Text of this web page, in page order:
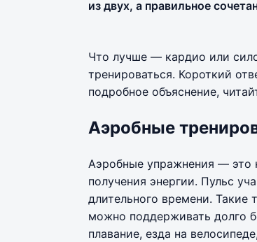
из двух, а правильное
Что лучше — кардио или
тренироваться. Короткий
подробное объяснение,
Аэробные
Аэробные упражнения — это
получения энергии. Пульс
длительного времени. Такие
можно поддерживать долго
плавание, езда на